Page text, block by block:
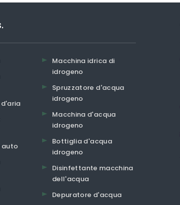
d'aria
auto
Macchina idrica di
idrogeno
Spruzzatore d'acqua
idrogeno
Macchina d'acqua
idrogeno
Bottiglia d'acqua
idrogeno
Disinfettante macchina
dell'acqua
Depuratore d'acqua